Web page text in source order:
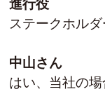
進行役
ステークホル
中山さん
はい、当社の